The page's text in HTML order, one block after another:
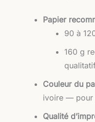
Papier
90 à
160 g
Couleur du
ivoire — pour
Qualité